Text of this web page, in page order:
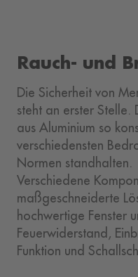
Rauch- und
Die Sicherheit von
steht an erster Stelle.
aus Aluminium so
verschiedensten
Normen standhalten.
Verschiedene
maßgeschneiderte
hochwertige Fenster
Feuerwiderstand,
Funktion und